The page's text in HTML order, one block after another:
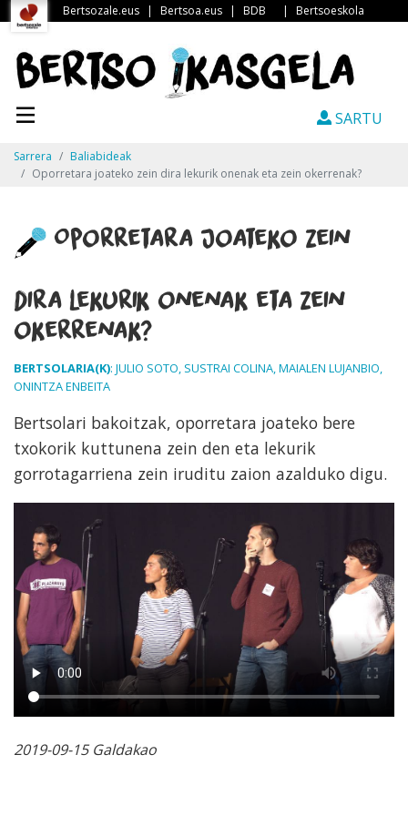
Bertsozale.eus | Bertsoa.eus | BDB | Bertsoeskola
SARTU
Sarrera
Baliabideak
Oporretara joateko zein dira lekurik onenak eta zein okerrenak?
Oporretara joateko zein
dira lekurik onenak eta zein
okerrenak?
BERTSOLARIA(K): JULIO SOTO, SUSTRAI COLINA, MAIALEN LUJANBIO,
ONINTZA ENBEITA
Bertsolari bakoitzak, oporretara joateko bere
txokorik kuttunena zein den eta lekurik
gorrotagarriena zein iruditu zaion azalduko digu.
2019-09-15 Galdakao